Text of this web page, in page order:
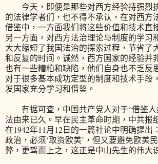
今天，即便是那些对西方经验持强烈
的法律学者们，也不得不承认，在对西方
借鉴中，一方面我们将这些价值和技术直
另一方面，对西方法治理论与制度的学习
大大缩短了我国法治的探索过程，节省了
和反复的时间。诚然，西方国家的经验并
也有一些糟粕和缺陷，他们自身也不乏反
对于很多基本成功定型的制度和技术手段
发国家充分学习和借鉴。
有据可查，中国共产党人对于“借鉴人
法由来已久。早在民主革命时期，中共报
在1942年11月12日的一篇社论中明确提出
政治，必须‘取资欧美’，但又要避免欧美
弊，更驾而上之，这正是中山先生的伟大